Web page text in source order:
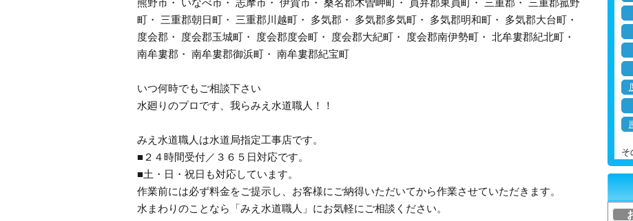
熊野市・ いなべ市・ 志摩市・ 伊賀市・ 桑名郡木曽岬町・ 員弁郡東員町・ 三重郡・ 三重郡菰野
町・ 三重郡朝日町・ 三重郡川越町・ 多気郡・ 多気郡多気町・ 多気郡明和町・ 多気郡大台町・
度会郡・ 度会郡玉城町・ 度会郡度会町・ 度会郡大紀町・ 度会郡南伊勢町・ 北牟婁郡紀北町・
南牟婁郡・ 南牟婁郡御浜町・ 南牟婁郡紀宝町
いつ何時でもご相談下さい
水廻りのプロです、我らみえ水道職人！！
みえ水道職人は水道局指定工事店です。
■２４時間受付／３６５日対応です。
■土・日・祝日も対応しています。
作業前には必ず料金をご提示し、お客様にご納得いただいてから作業させていただきます。
水まわりのことなら「みえ水道職人」にお気軽にご相談ください。
そ